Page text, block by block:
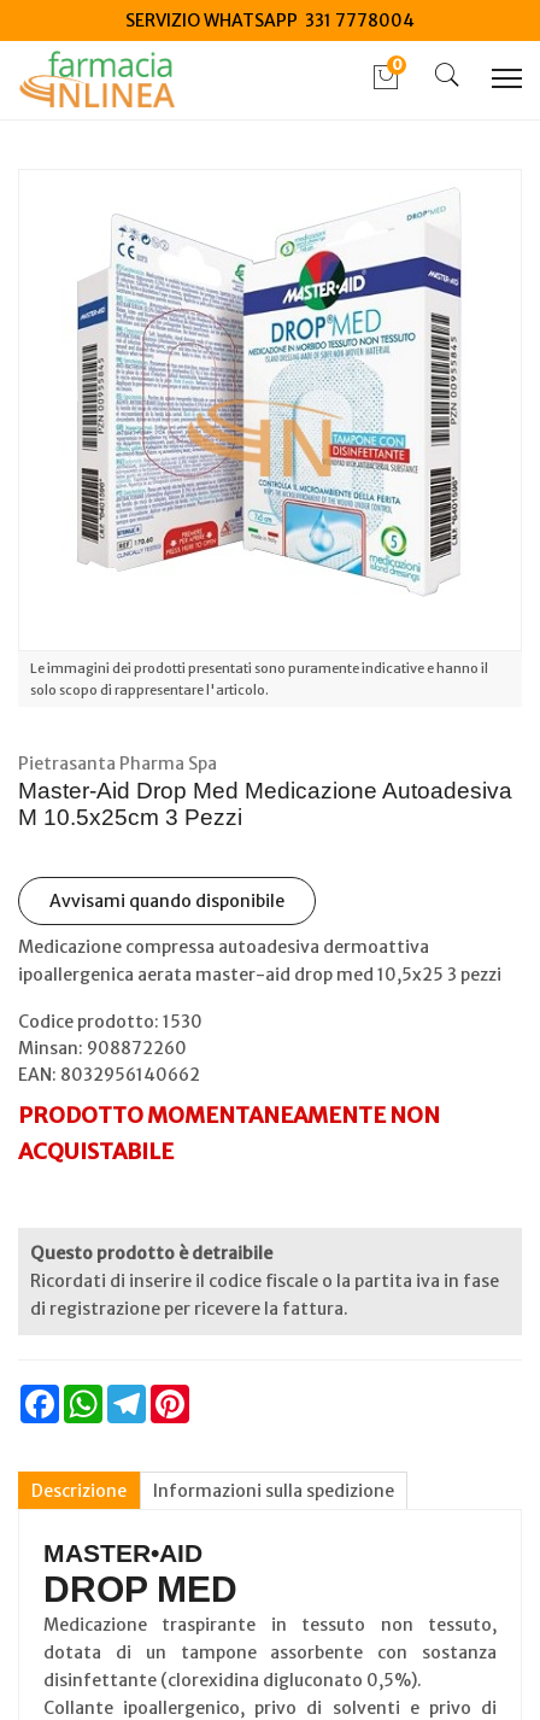
SERVIZIO WHATSAPP 331 7778004
0
Le immagini dei prodotti presentati sono puramente indicative e hanno il
solo scopo di rappresentare l'articolo.
Pietrasanta Pharma Spa
Master-Aid Drop Med Medicazione Autoadesiva
M 10.5x25cm 3 Pezzi
Avvisami quando disponibile
Medicazione compressa autoadesiva dermoattiva
ipoallergenica aerata master-aid drop med 10,5x25 3 pezzi
Codice prodotto: 1530
Minsan: 908872260
EAN: 8032956140662
PRODOTTO MOMENTANEAMENTE NON
ACQUISTABILE
Questo prodotto è detraibile
Ricordati di inserire il codice fiscale o la partita iva in fase
di registrazione per ricevere la fattura.
FacebookWhatsAppTelegram
Descrizione Informazioni sulla spedizione
MASTER•AID
DROP MED
Medicazione traspirante in tessuto non tessuto,
dotata di un tampone assorbente con sostanza
disinfettante (clorexidina digluconato 0,5%).
Collante ipoallergenico, privo di solventi e privo di